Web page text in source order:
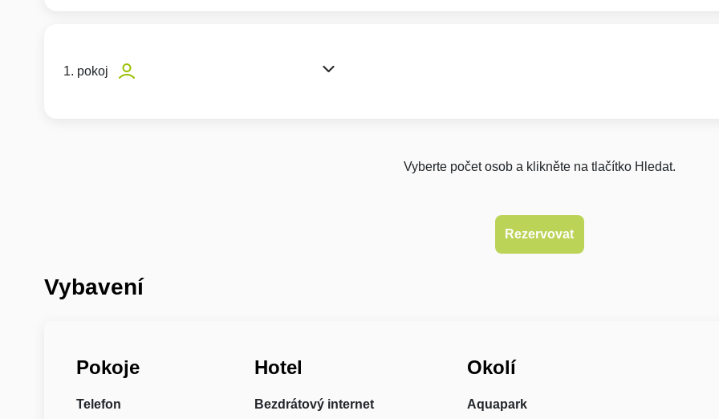
1. pokoj
Vyberte počet osob a klikněte na tlačítko Hledat.
Vybavení
Pokoje
Telefon
Hotel
Bezdrátový internet
Okolí
Aquapark